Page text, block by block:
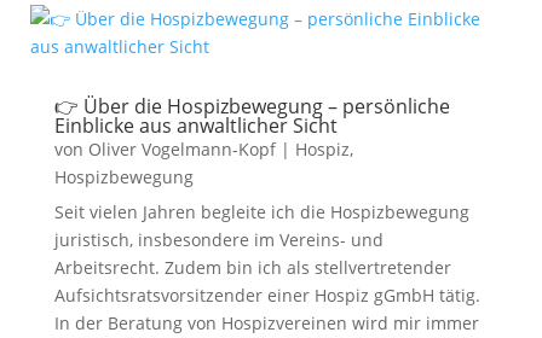
👉 Über die Hospizbewegung – persönliche
Einblicke aus anwaltlicher Sicht
von Oliver Vogelmann-Kopf| Hospiz,
Hospizbewegung
Seit vielen Jahren begleite ich die Hospizbewegung
juristisch, insbesondere im Vereins- und
Arbeitsrecht. Zudem bin ich als stellvertretender
Aufsichtsratsvorsitzender einer Hospiz gGmbH tätig.
In der Beratung von Hospizvereinen wird mir immer